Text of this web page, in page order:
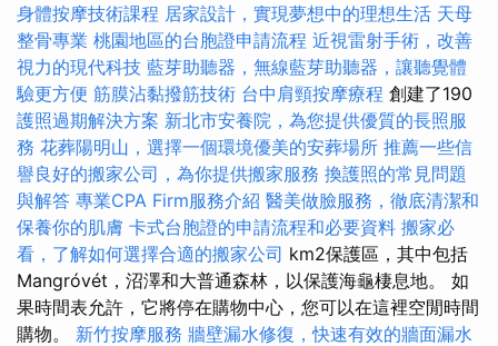
身體按摩技術課程 居家設計，實現夢想中的理想生活 天母
整骨專業 桃園地區的台胞證申請流程 近視雷射手術，改善
視力的現代科技 藍芽助聽器，無線藍芽助聽器，讓聽覺體
驗更方便 筋膜沾黏撥筋技術 台中肩頸按摩療程 創建了190
護照過期解決方案 新北市安養院，為您提供優質的長照服
務 花葬陽明山，選擇一個環境優美的安葬場所 推薦一些信
譽良好的搬家公司，為你提供搬家服務 換護照的常見問題
與解答 專業CPA Firm服務介紹 醫美做臉服務，徹底清潔和
保養你的肌膚 卡式台胞證的申請流程和必要資料 搬家必
看，了解如何選擇合適的搬家公司 km2保護區，其中包括
Mangróvét，沼澤和大普通森林，以保護海龜棲息地。 如
果時間表允許，它將停在購物中心，您可以在這裡空閒時間
購物。 新竹按摩服務 牆壁漏水修復，快速有效的牆面漏水